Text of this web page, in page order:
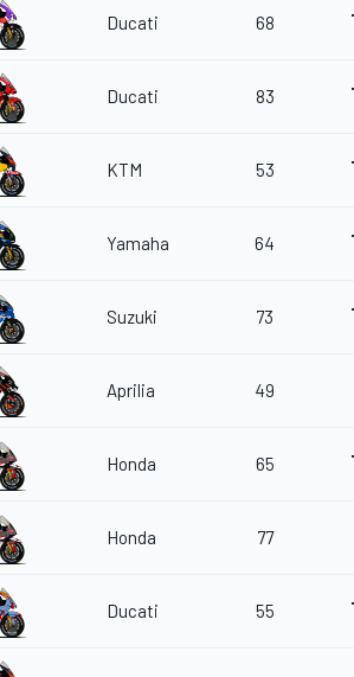
Ducati 68
Ducati 83
KTM 53
Yamaha 64
Suzuki 73
Aprilia 49
Honda 65
Honda 77
Ducati 55